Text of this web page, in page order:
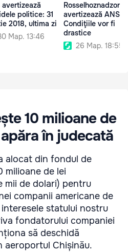
avertizează
politice: 31
2018, ultima zi
Мар. 13:46
Rosselhoznadzor
avertizează ANSA:
Condiţiile vor fi
drastice
26 Мар. 18:55
10 milioane de
în judecată
alocat din fondul de
milioane de lei
mii de dolari) pentru
companii americane de
statului nostru
fondatorului companiei
să deschidă
aeroportul Chișinău.